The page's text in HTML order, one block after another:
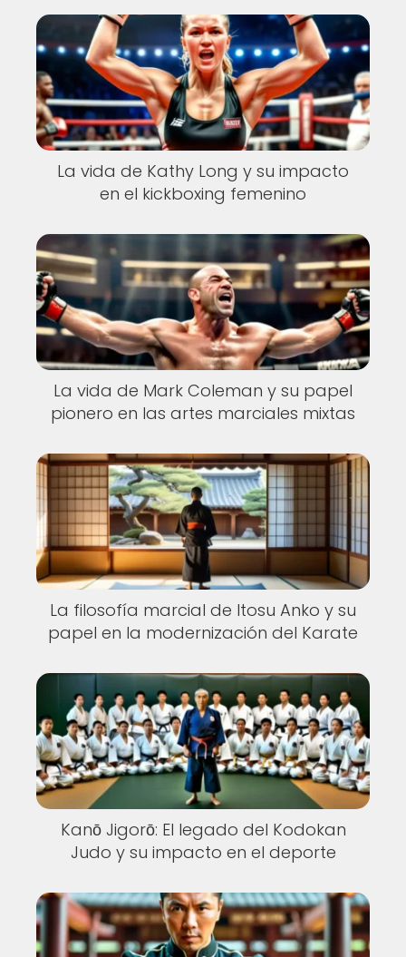
La vida de Kathy Long y su impacto
en el kickboxing femenino
La vida de Mark Coleman y su papel
pionero en las artes marciales mixtas
La filosofía marcial de Itosu Anko y su
papel en la modernización del Karate
Kanō Jigorō: El legado del Kodokan
Judo y su impacto en el deporte